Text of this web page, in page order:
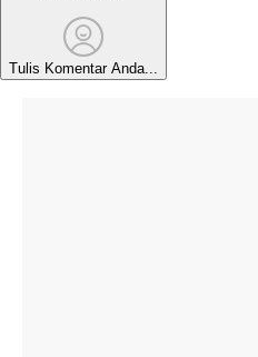
Tulis Komentar Anda...